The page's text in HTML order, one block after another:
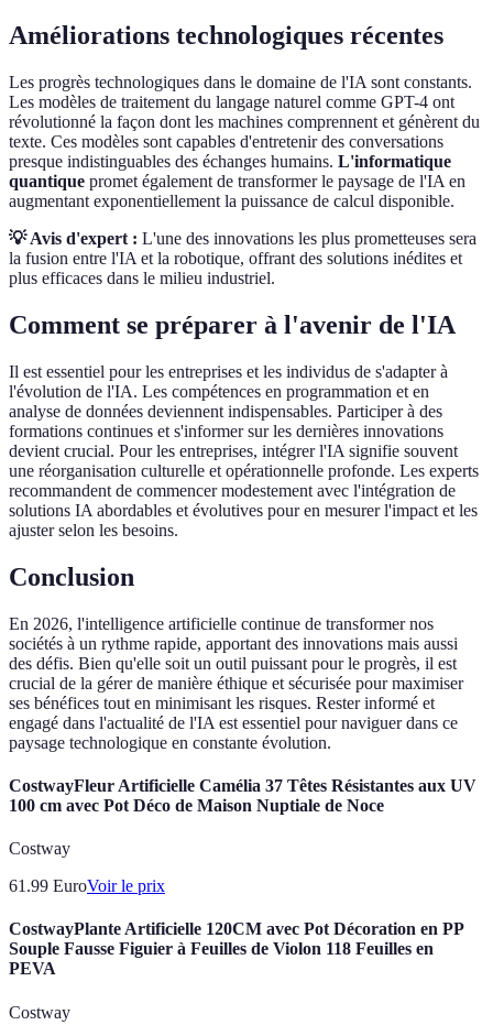
Améliorations technologiques récentes
Les progrès technologiques dans le domaine de l'IA sont constants.
Les modèles de traitement du langage naturel comme GPT-4 ont
révolutionné la façon dont les machines comprennent et génèrent du
texte. Ces modèles sont capables d'entretenir des conversations
presque indistinguables des échanges humains. L'informatique
quantique promet également de transformer le paysage de l'IA en
augmentant exponentiellement la puissance de calcul disponible.
💡 Avis d'expert : L'une des innovations les plus prometteuses sera
la fusion entre l'IA et la robotique, offrant des solutions inédites et
plus efficaces dans le milieu industriel.
Comment se préparer à l'avenir de l'IA
Il est essentiel pour les entreprises et les individus de s'adapter à
l'évolution de l'IA. Les compétences en programmation et en
analyse de données deviennent indispensables. Participer à des
formations continues et s'informer sur les dernières innovations
devient crucial. Pour les entreprises, intégrer l'IA signifie souvent
une réorganisation culturelle et opérationnelle profonde. Les experts
recommandent de commencer modestement avec l'intégration de
solutions IA abordables et évolutives pour en mesurer l'impact et les
ajuster selon les besoins.
Conclusion
En 2026, l'intelligence artificielle continue de transformer nos
sociétés à un rythme rapide, apportant des innovations mais aussi
des défis. Bien qu'elle soit un outil puissant pour le progrès, il est
crucial de la gérer de manière éthique et sécurisée pour maximiser
ses bénéfices tout en minimisant les risques. Rester informé et
engagé dans l'actualité de l'IA est essentiel pour naviguer dans ce
paysage technologique en constante évolution.
CostwayFleur Artificielle Camélia 37 Têtes Résistantes aux UV
100 cm avec Pot Déco de Maison Nuptiale de Noce
Costway
61.99 EuroVoir le prix
CostwayPlante Artificielle 120CM avec Pot Décoration en PP
Souple Fausse Figuier à Feuilles de Violon 118 Feuilles en
PEVA
Costway